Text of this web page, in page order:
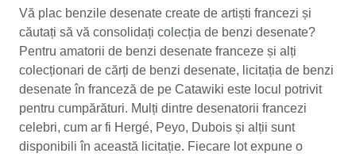
Vă plac benzile desenate create de artiști francezi și
căutați să vă consolidați colecția de benzi desenate?
Pentru amatorii de benzi desenate franceze și alți
colecționari de cărți de benzi desenate, licitația de benzi
desenate în franceză de pe Catawiki este locul potrivit
pentru cumpărături. Mulți dintre desenatorii francezi
celebri, cum ar fi Hergé, Peyo, Dubois și alții sunt
disponibili în această licitație. Fiecare lot expune o